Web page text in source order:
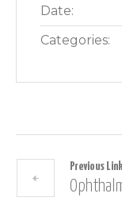
Date:
Categories:
Previous Link